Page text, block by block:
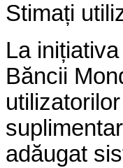
Stimați
La
Băncii
adăugat